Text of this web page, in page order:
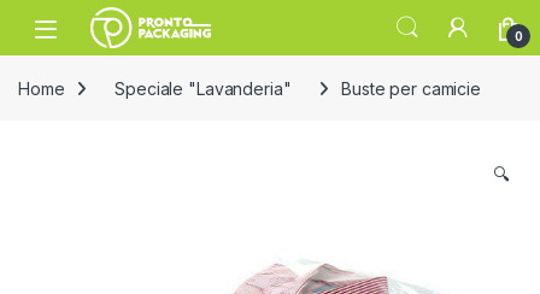
Skip to navigation
Skip to content
Open 0
Home Speciale "Lavanderia" Buste per camicie
🔍